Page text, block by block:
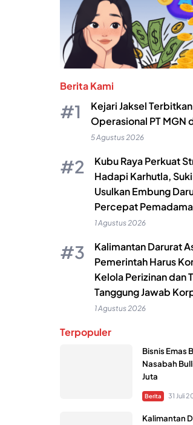
Berita Kami
Kejari Jaksel
Operasional PT MGN
5 Agustus 2026
Kubu Raya Perkuat
Hadapi Karhutla,
Usulkan Embung
Percepat
1 Agustus 2026
Kalimantan Darurat
Pemerintah Harus
Kelola Perizinan dan
Tanggung Jawab
1 Agustus 2026
Terpopuler
Bisnis Emas
Nasabah
Juta
Berita 31 Juli
Kalimantan